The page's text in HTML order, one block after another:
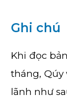
Ghi chú
Khi đọc
tháng, Qúy
lãnh như